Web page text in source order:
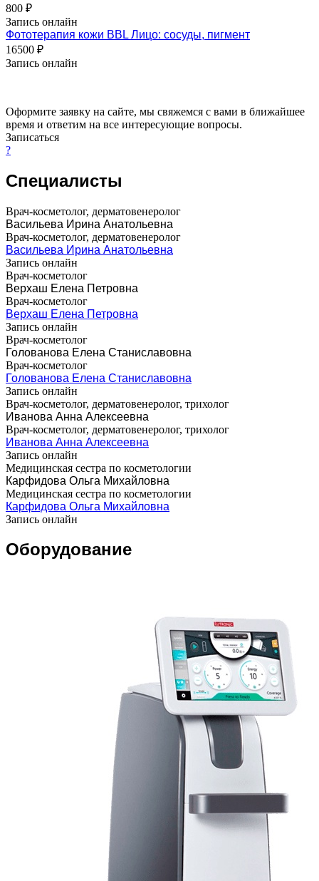
800 ₽
Запись онлайн
Фототерапия кожи BBL Лицо: сосуды, пигмент
16500 ₽
Запись онлайн
Оформите заявку на сайте, мы свяжемся с вами в ближайшее
время и ответим на все интересующие вопросы.
Записаться
?
Специалисты
Врач-косметолог, дерматовенеролог
Васильева Ирина Анатольевна
Врач-косметолог, дерматовенеролог
Васильева Ирина Анатольевна
Запись онлайн
Врач-косметолог
Верхаш Елена Петровна
Врач-косметолог
Верхаш Елена Петровна
Запись онлайн
Врач-косметолог
Голованова Елена Станиславовна
Врач-косметолог
Голованова Елена Станиславовна
Запись онлайн
Врач-косметолог, дерматовенеролог, трихолог
Иванова Анна Алексеевна
Врач-косметолог, дерматовенеролог, трихолог
Иванова Анна Алексеевна
Запись онлайн
Медицинская сестра по косметологии
Карфидова Ольга Михайловна
Медицинская сестра по косметологии
Карфидова Ольга Михайловна
Запись онлайн
Оборудование